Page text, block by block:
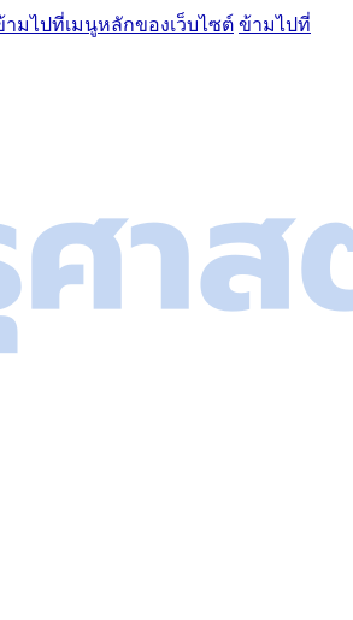
ามไปที่เมนูหลักของเว็บไซต์ ข้ามไปที่